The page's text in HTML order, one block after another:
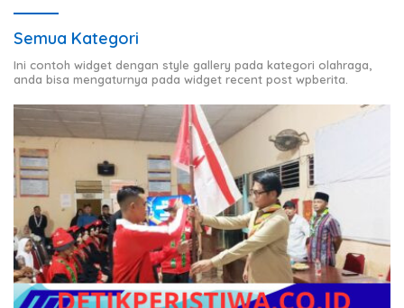
Semua Kategori
Ini contoh widget dengan style gallery pada kategori olahraga,
anda bisa mengaturnya pada widget recent post wpberita.